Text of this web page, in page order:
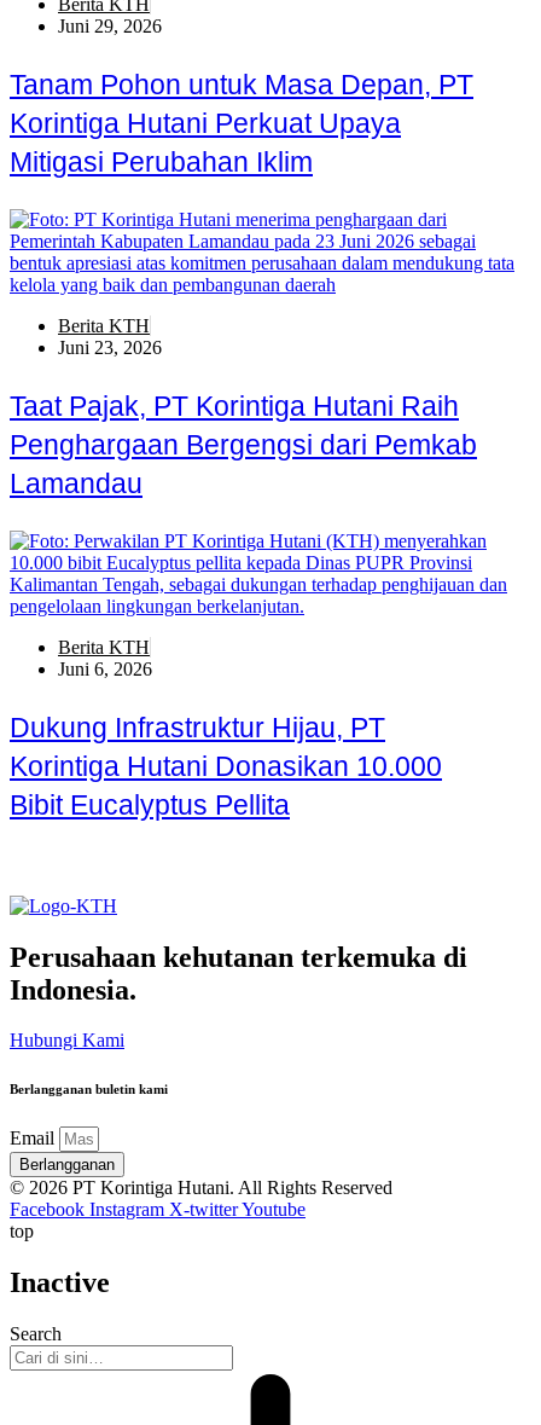
Juni 29, 2026
Tanam Pohon untuk Masa Depan, PT
Korintiga Hutani Perkuat Upaya
Mitigasi Perubahan Iklim
Berita KTH
Juni 23, 2026
Taat Pajak, PT Korintiga Hutani Raih
Penghargaan Bergengsi dari Pemkab
Lamandau
Berita KTH
Juni 6, 2026
Dukung Infrastruktur Hijau, PT
Korintiga Hutani Donasikan 10.000
Bibit Eucalyptus Pellita
Perusahaan kehutanan terkemuka di
Indonesia.
Hubungi Kami
Berlangganan buletin kami
Email
Berlangganan
© 2026 PT Korintiga Hutani. All Rights Reserved
Facebook Instagram X-twitterYoutube
top
Inactive
Search